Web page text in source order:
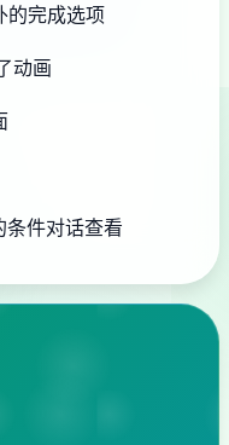
的完成选项
动画
件对话查看